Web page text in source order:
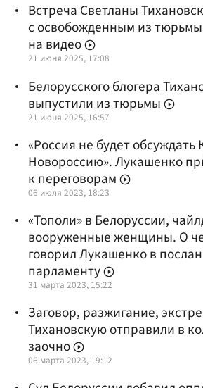
Встреча Светланы
с освобожденным из
на видео
21 июня 2025, 17:08
Белорусского блогера
выпустили из тюрьмы
21 июня 2025, 16:57
«Россия не будет
Новороссию». Лукашенко
к переговорам
06 июля 2023, 18:23
«Тополи» в Белоруссии,
вооруженные женщины. О
говорил Лукашенко в
парламенту
31 марта 2023, 15:22
Заговор, разжигание,
Тихановскую отправили в
заочно
06 марта 2023, 19:12